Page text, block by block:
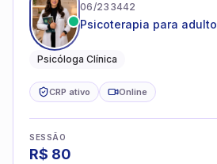
06/233442
Psicoterapia para
Psicóloga Clínica
CRP ativo Online
SESSÃO
R$ 80